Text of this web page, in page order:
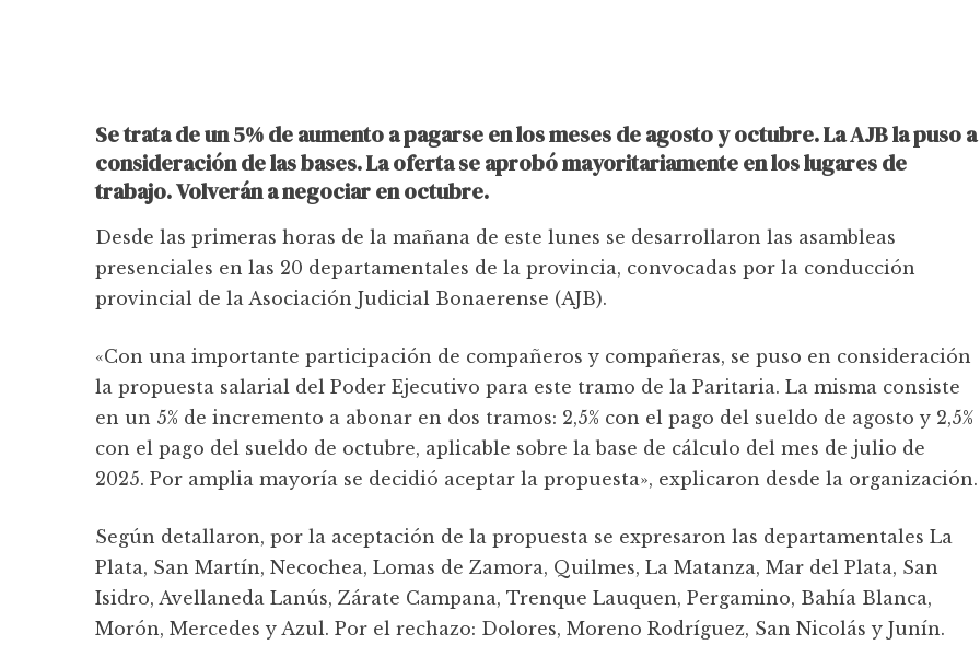
Se trata de un 5% de aumento a pagarse en los meses de agosto y octubre. La AJB la puso a
consideración de las bases. La oferta se aprobó mayoritariamente en los lugares de
trabajo. Volverán a negociar en octubre.
Desde las primeras horas de la mañana de este lunes se desarrollaron las asambleas
presenciales en las 20 departamentales de la provincia, convocadas por la conducción
provincial de la Asociación Judicial Bonaerense (AJB).
«Con una importante participación de compañeros y compañeras, se puso en consideración
la propuesta salarial del Poder Ejecutivo para este tramo de la Paritaria. La misma consiste
en un 5% de incremento a abonar en dos tramos: 2,5% con el pago del sueldo de agosto y 2,5%
con el pago del sueldo de octubre, aplicable sobre la base de cálculo del mes de julio de
2025. Por amplia mayoría se decidió aceptar la propuesta», explicaron desde la organización.
Según detallaron, por la aceptación de la propuesta se expresaron las departamentales La
Plata, San Martín, Necochea, Lomas de Zamora, Quilmes, La Matanza, Mar del Plata, San
Isidro, Avellaneda Lanús, Zárate Campana, Trenque Lauquen, Pergamino, Bahía Blanca,
Morón, Mercedes y Azul. Por el rechazo: Dolores, Moreno Rodríguez, San Nicolás y Junín.